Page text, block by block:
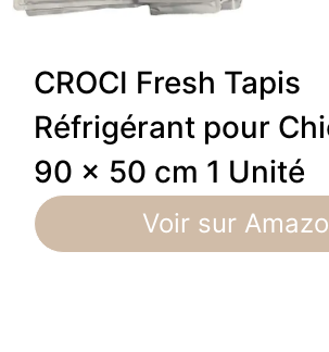
CROCI Fresh Tapis
Réfrigérant pour
90 x 50 cm 1 Unité
Voir sur